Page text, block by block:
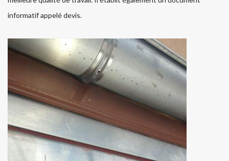
informatif appelé devis.